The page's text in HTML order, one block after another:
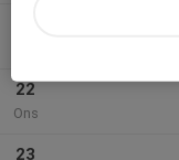
22
Ons
23